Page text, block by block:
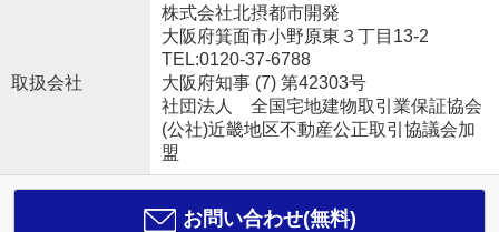
取扱会社
株式会社北摂都市開発
大阪府箕面市小野原東３丁目13-2
TEL:0120-37-6788
大阪府知事 (7) 第42303号
社団法人 全国宅地建物取引業保証協会
(公社)近畿地区不動産公正取引協議会加
盟
お問い合わせ(無料)